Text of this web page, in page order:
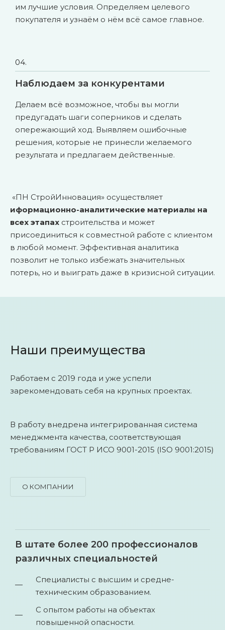
им лучшие условия. Определяем целевого
покупателя и узнаём о нём всё самое главное.
04.
Наблюдаем за конкурентами
Делаем всё возможное, чтобы вы могли
предугадать шаги соперников и сделать
опережающий ход. Выявляем ошибочные
решения, которые не принесли желаемого
результата и предлагаем действенные.
«ПН СтройИнновация» осуществляет
иформационно-аналитические материалы на
всех этапах строительства и может
присоединиться к совместной работе с клиентом
в любой момент. Эффективная аналитика
позволит не только избежать значительных
потерь, но и выиграть даже в кризисной ситуации.
Наши преимущества
Работаем с 2019 года и уже успели
зарекомендовать себя на крупных проектах.
В работу внедрена интегрированная система
менеджмента качества, соответствующая
требованиям ГОСТ Р ИСО 9001-2015 (ISO 9001:2015)
О КОМПАНИИ
В штате более 200 профессионалов
различных специальностей
Специалисты с высшим и средне-
техническим образованием.
С опытом работы на объектах
повышенной опасности.